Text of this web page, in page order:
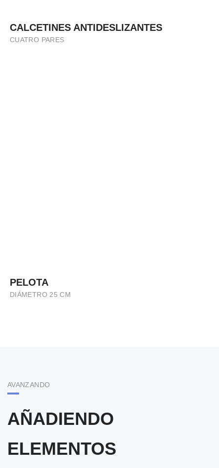
CALCETINES ANTIDESLIZANTES
CUATRO PARES
PELOTA
DIÁMETRO 25 CM
AVANZANDO
AÑADIENDO
ELEMENTOS